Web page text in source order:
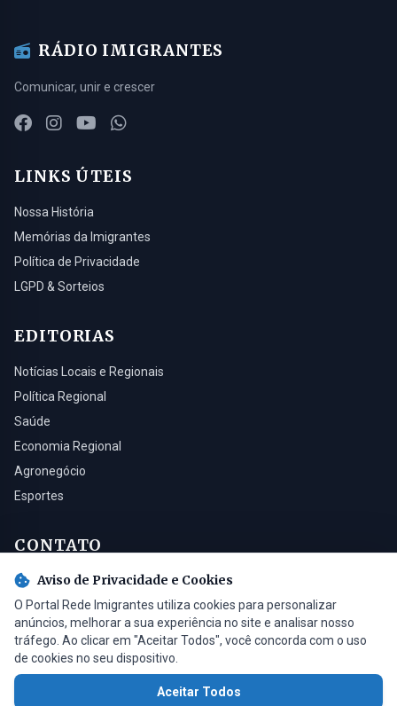
RÁDIO IMIGRANTES
Comunicar, unir e crescer
LINKS ÚTEIS
Nossa História
Memórias da Imigrantes
Política de Privacidade
LGPD & Sorteios
EDITORIAS
Notícias Locais e Regionais
Política Regional
Saúde
Economia Regional
Agronegócio
Esportes
CONTATO
Turvo - SC, 88930-000
(48) 3525-0321
contato@radioimigrantes.com.br
Aviso de Privacidade e Cookies
O Portal Rede Imigrantes utiliza cookies para personalizar
anúncios, melhorar a sua experiência no site e analisar nosso
tráfego. Ao clicar em "Aceitar Todos", você concorda com o uso
de cookies no seu dispositivo.
Aceitar Todos